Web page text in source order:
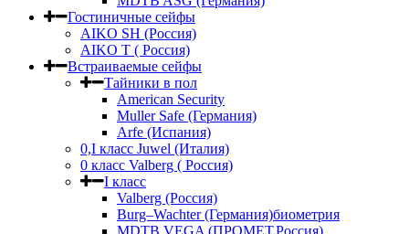
Гостиничные сейфы
AIKO SH (Россия)
AIKO Т ( Россия)
Встраиваемые сейфы
Тайники в пол
American Security
Muller Safe (Германия)
Arfe (Испания)
0,I класс Juwel (Италия)
0 класс Valberg ( Россия)
I класс
Valberg (Россия)
Burg–Wachter (Германия)биометрия
MDTB VEGA (ПРОМЕТ,Россия)